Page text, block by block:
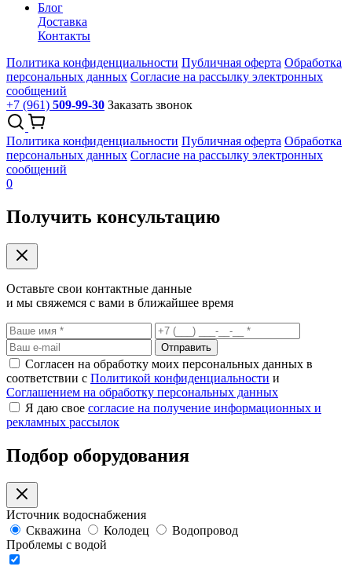
Блог
Доставка
Контакты
Политика конфиденциальности Публичная оферта Обработка
персональных данных Согласие на рассылку электронных
сообщений
+7 (961) 509-99-30 Заказать звонок
Политика конфиденциальности Публичная оферта Обработка
персональных данных Согласие на рассылку электронных
сообщений
0
Получить консультацию
Оставьте свои контактные данные
и мы свяжемся с вами в ближайшее время
Отправить
Согласен на обработку моих персональных данных в
соответствии с Политикой конфиденциальности и
Соглашением на обработку персональных данных
Я даю свое согласие на получение информационных и
рекламных рассылок
Подбор оборудования
Источник водоснабжения
Скважина
Колодец
Водопровод
Проблемы с водой